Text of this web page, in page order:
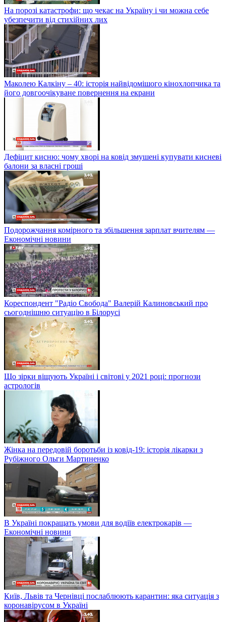
На порозі катастрофи: що чекає на Україну і чи можна себе
убезпечити від стихійних лих
Маколею Калкіну – 40: історія найвідомішого кінохлопчика та
його довгоочікуване повернення на екрани
Дефіцит кисню: чому хворі на ковід змушені купувати кисневі
балони за власні гроші
Подорожчання комірного та збільшення зарплат вчителям —
Економічні новини
Кореспондент "Радіо Свобода" Валерій Калиновський про
сьогоднішню ситуацію в Білорусі
Що зірки віщують Україні і світові у 2021 році: прогнози
астрологів
Жінка на передовій боротьби із ковід-19: історія лікарки з
Рубіжного Ольги Мартиненко
В Україні покращать умови для водіїв електрокарів —
Економічні новини
Київ, Львів та Чернівці послаблюють карантин: яка ситуація з
коронавірусом в Україні